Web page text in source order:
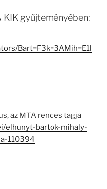
KIK gyűjteményében:
Bart=F3k=3AMih=E1l
az MTA rendes tagja
elhunyt-bartok-mihaly-
110394